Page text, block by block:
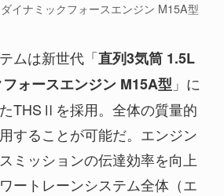
イナミックフォースエンジン M15A型
ムは新世代「直列3気筒 1.5L
ォースエンジン M15A型 」に
THSⅡを採用。全体の質量的
することが可能だ。エンジン
ミッションの伝達効率を向上
ートレーンシステム全体（エ